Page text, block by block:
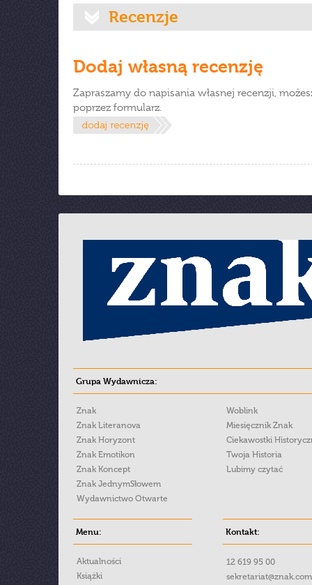
Recenzje
Dodaj własną recenzję
Zapraszamy do napisania własnej recenzji,
poprzez formularz.
Grupa Wydawnicza:
Znak
Znak Literanova
Znak Horyzont
Znak Emotikon
Znak Koncept
Znak JednymSłowem
Wydawnictwo Otwarte
Woblink
Miesięcznik Znak
Ciekawostki
Twoja Historia
Lubimy czytać
Menu:
Aktualności
Książki
Kontakt:
12 619 95 00